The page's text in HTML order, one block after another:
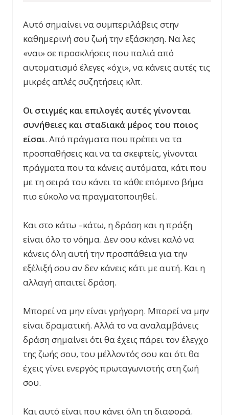
Αυτό σημαίνει να συμπεριλάβεις στην
καθημερινή σου ζωή την εξάσκηση. Να λες
«ναι» σε προσκλήσεις που παλιά από
αυτοματισμό έλεγες «όχι», να κάνεις αυτές τις
μικρές απλές συζητήσεις κλπ.
Οι στιγμές και επιλογές αυτές γίνονται
συνήθειες και σταδιακά μέρος του ποιος
είσαι. Από πράγματα που πρέπει να τα
προσπαθήσεις και να τα σκεφτείς, γίνονται
πράγματα που τα κάνεις αυτόματα, κάτι που
με τη σειρά του κάνει το κάθε επόμενο βήμα
πιο εύκολο να πραγματοποιηθεί.
Και στο κάτω –κάτω, η δράση και η πράξη
είναι όλο το νόημα. Δεν σου κάνει καλό να
κάνεις όλη αυτή την προσπάθεια για την
εξέλιξή σου αν δεν κάνεις κάτι με αυτή. Και η
αλλαγή απαιτεί δράση.
Μπορεί να μην είναι γρήγορη. Μπορεί να μην
είναι δραματική. Αλλά το να αναλαμβάνεις
δράση σημαίνει ότι θα έχεις πάρει τον έλεγχο
της ζωής σου, του μέλλοντός σου και ότι θα
έχεις γίνει ενεργός πρωταγωνιστής στη ζωή
σου.
Και αυτό είναι που κάνει όλη τη διαφορά.